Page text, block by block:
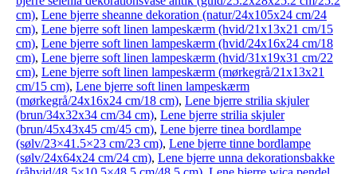
cm), Lene bjerre sheanne dekoration (natur/24x105x24 cm/24
cm), Lene bjerre soft linen lampeskærm (hvid/21x13x21 cm/15
cm), Lene bjerre soft linen lampeskærm (hvid/24x16x24 cm/18
cm), Lene bjerre soft linen lampeskærm (hvid/31x19x31 cm/22
cm), Lene bjerre soft linen lampeskærm (mørkegrå/21x13x21
cm/15 cm), Lene bjerre soft linen lampeskærm
(mørkegrå/24x16x24 cm/18 cm), Lene bjerre strilia skjuler
(brun/34x32x34 cm/34 cm), Lene bjerre strilia skjuler
(brun/45x43x45 cm/45 cm), Lene bjerre tinea bordlampe
(sølv/23×41.5×23 cm/23 cm), Lene bjerre tinne bordlampe
(sølv/24x64x24 cm/24 cm), Lene bjerre unna dekorationsbakke